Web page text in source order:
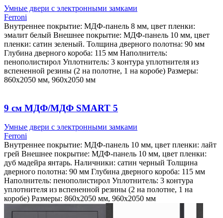
Умные двери с электронными замками
Ferroni
Внутреннее покрытие: МДФ-панель 8 мм, цвет пленки:
эмалит белый Внешнее покрытие: МДФ-панель 10 мм, цвет
пленки: сатин зеленый. Толщина дверного полотна: 90 мм
Глубина дверного короба: 115 мм Наполнитель:
пенополистирол Уплотнитель: 3 контура уплотнителя из
вспененной резины (2 на полотне, 1 на коробе) Размеры:
860х2050 мм, 960х2050 мм
9 см МДФ/МДФ SMART 5
Умные двери с электронными замками
Ferroni
Внутреннее покрытие: МДФ-панель 10 мм, цвет пленки: лайт
грей Внешнее покрытие: МДФ-панель 10 мм, цвет пленки:
дуб мадейра янтарь. Наличники: сатин черный Толщина
дверного полотна: 90 мм Глубина дверного короба: 115 мм
Наполнитель: пенополистирол Уплотнитель: 3 контура
уплотнителя из вспененной резины (2 на полотне, 1 на
коробе) Размеры: 860х2050 мм, 960х2050 мм